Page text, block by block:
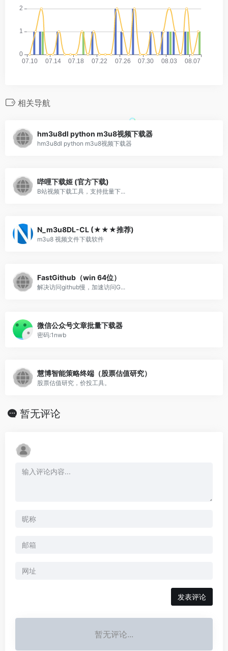
相关导航
hm3u8dl python m3u8视频下载器
hm3u8dl python m3u8视频下载器
哔哩下载姬 (官方下载)
B站视频下载工具，支持批量下...
N_m3u8DL-CL (★★★推荐)
m3u8 视频文件下载软件
FastGithub（win 64位）
解决访问github慢，加速访问G...
微信公众号文章批量下载器
密码:1nwb
慧博智能策略终端（股票估值研究）
股票估值研究，价投工具。
暂无评论
暂无评论...